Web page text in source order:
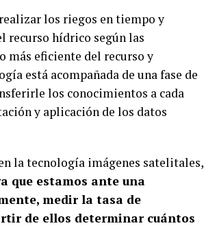
los riegos en tiempo y
recurso hídrico según las
más eficiente del recurso y
está acompañada de una fase de
los conocimientos a cada
y aplicación de los datos
la tecnología imágenes satelitales,
que estamos ante una
medir la tasa de
de ellos determinar cuántos